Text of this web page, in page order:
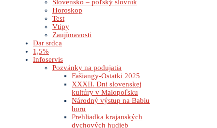
Slovensko – poľský slovník
Horoskop
Test
Vtipy
Zaujímavosti
Dar srdca
1,5%
Infoservis
Pozvánky na podujatia
Fašiangy-Ostatki 2025
XXXII. Dni slovenskej
kultúry v Malopoľsku
Národný výstup na Babiu
horu
Prehliadka krajanských
dychových hudieb